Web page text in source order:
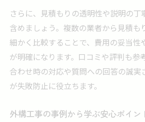
おしゃれと実用性を両立す
談事例
外構工事で人気のスタイル
外構工事の見積もり比較で失
目
さらに、見積もりの透明性や説明の丁
含めましょう。複数の業者から見積も
細かく比較することで、費用の妥当性
が明確になります。口コミや評判も参
合わせ時の対応や質問への回答の誠実
が失敗防止に役立ちます。
外構工事の事例から学ぶ安心ポイン